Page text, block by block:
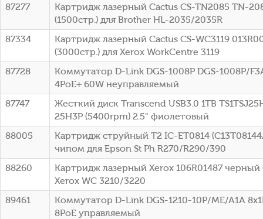
87277
Картридж лазерный Cactus CS-TN2085 TN-
(1500стр.) для Brother HL-2035/2035R
87334
Картридж лазерный Cactus CS-WC3119
(3000стр.) для Xerox WorkCentre 3119
87728
Коммутатор D-Link DGS-1008P DGS-1008P/
4PoE+ 60W неуправляемый
87747
Жесткий диск Transcend USB3.0 1TB
25H3P (5400rpm) 2.5" фиолетовый
88005
Картридж струйный T2 IC-ET0814
чипом для Epson St Ph R270/R290/390
88260
Картридж лазерный Xerox 106R01487 черный
Xerox WC 3210/3220
89461
Коммутатор D-Link DGS-1210-10P/ME/A1A
8PoE управляемый